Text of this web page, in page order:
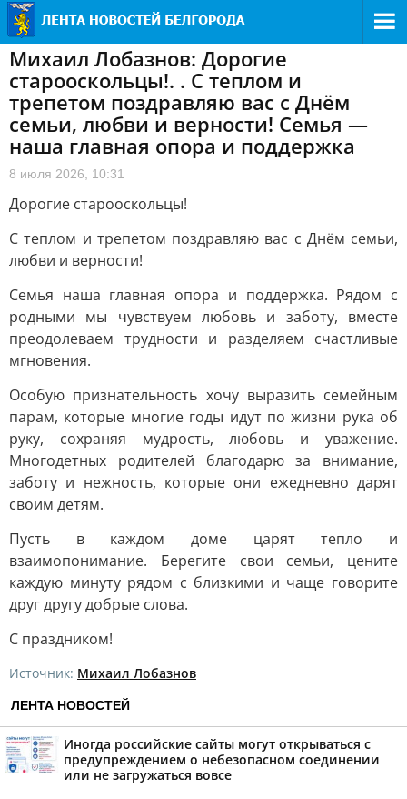
Михаил Лобазнов: Дорогие
старооскольцы!. . С теплом и
трепетом поздравляю вас с Днём
семьи, любви и верности! Семья —
наша главная опора и поддержка
8 июля 2026, 10:31
Дорогие старооскольцы!
С теплом и трепетом поздравляю вас с Днём семьи,
любви и верности!
Семья наша главная опора и поддержка. Рядом с
родными мы чувствуем любовь и заботу, вместе
преодолеваем трудности и разделяем счастливые
мгновения.
Особую признательность хочу выразить семейным
парам, которые многие годы идут по жизни рука об
руку, сохраняя мудрость, любовь и уважение.
Многодетных родителей благодарю за внимание,
заботу и нежность, которые они ежедневно дарят
своим детям.
Пусть в каждом доме царят тепло и
взаимопонимание. Берегите свои семьи, цените
каждую минуту рядом с близкими и чаще говорите
друг другу добрые слова.
С праздником!
Источник: Михаил Лобазнов
ЛЕНТА НОВОСТЕЙ
Иногда российские сайты могут открываться с
предупреждением о небезопасном соединении
или не загружаться вовсе